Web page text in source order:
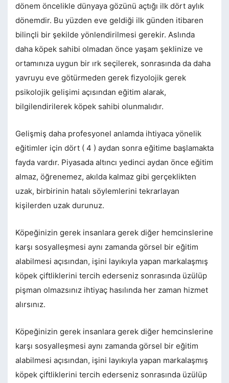
dönem öncelikle dünyaya gözünü açtığı ilk dört aylık
dönemdir. Bu yüzden eve geldiği ilk günden itibaren
bilinçli bir şekilde yönlendirilmesi gerekir. Aslında
daha köpek sahibi olmadan önce yaşam şeklinize ve
ortamınıza uygun bir ırk seçilerek, sonrasında da daha
yavruyu eve götürmeden gerek fizyolojik gerek
psikolojik gelişimi açısından eğitim alarak,
bilgilendirilerek köpek sahibi olunmalıdır.
Gelişmiş daha profesyonel anlamda ihtiyaca yönelik
eğitimler için dört ( 4 ) aydan sonra eğitime başlamakta
fayda vardır. Piyasada altıncı yedinci aydan önce eğitim
almaz, öğrenemez, akılda kalmaz gibi gerçeklikten
uzak, birbirinin hatalı söylemlerini tekrarlayan
kişilerden uzak durunuz.
Köpeğinizin gerek insanlara gerek diğer hemcinslerine
karşı sosyalleşmesi aynı zamanda görsel bir eğitim
alabilmesi açısından, işini layıkıyla yapan markalaşmış
köpek çiftliklerini tercih ederseniz sonrasında üzülüp
pişman olmazsınız ihtiyaç hasılında her zaman hizmet
alırsınız.
Köpeğinizin gerek insanlara gerek diğer hemcinslerine
karşı sosyalleşmesi aynı zamanda görsel bir eğitim
alabilmesi açısından, işini layıkıyla yapan markalaşmış
köpek çiftliklerini tercih ederseniz sonrasında üzülüp